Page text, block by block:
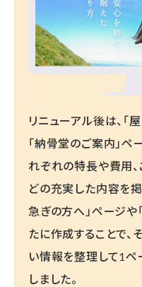
リニューアル後は、「
「納骨堂のご案内」ペ
れぞれの特長や費用
どの充実した内容を掲
急ぎの方へ」ページや
たに作成することで、
い情報を整理して1
しました。